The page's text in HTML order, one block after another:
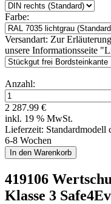
Farbe:
Versandart: Zur
unsere Informationsseite
Anzahl:
2 287.99 €
inkl. 19 % MwSt.
Lieferzeit: Standardmodell
6-8 Wochen
419106
Klasse 3